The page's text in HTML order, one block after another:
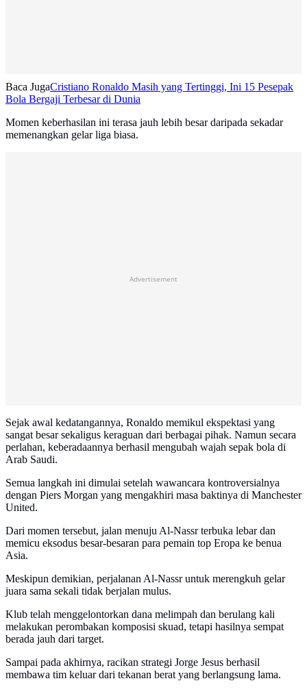
Baca JugaCristiano Ronaldo Masih yang Tertinggi, Ini 15 Pesepak
Bola Bergaji Terbesar di Dunia
Momen keberhasilan ini terasa jauh lebih besar daripada sekadar
memenangkan gelar liga biasa.
Advertisement
Sejak awal kedatangannya, Ronaldo memikul ekspektasi yang
sangat besar sekaligus keraguan dari berbagai pihak. Namun secara
perlahan, keberadaannya berhasil mengubah wajah sepak bola di
Arab Saudi.
Semua langkah ini dimulai setelah wawancara kontroversialnya
dengan Piers Morgan yang mengakhiri masa baktinya di Manchester
United.
Dari momen tersebut, jalan menuju Al-Nassr terbuka lebar dan
memicu eksodus besar-besaran para pemain top Eropa ke benua
Asia.
Meskipun demikian, perjalanan Al-Nassr untuk merengkuh gelar
juara sama sekali tidak berjalan mulus.
Klub telah menggelontorkan dana melimpah dan berulang kali
melakukan perombakan komposisi skuad, tetapi hasilnya sempat
berada jauh dari target.
Sampai pada akhirnya, racikan strategi Jorge Jesus berhasil
membawa tim keluar dari tekanan berat yang berlangsung lama.